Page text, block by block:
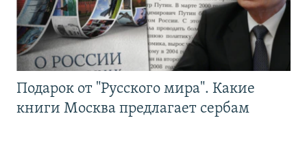
Подарок от "Русского мира". Какие
книги Москва предлагает сербам